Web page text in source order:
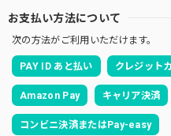
お支払い方法について
次の方法がご利用いただけます。
PAY ID あと払い クレジット
Amazon Pay キャリア決済
コンビニ決済またはPay-easy